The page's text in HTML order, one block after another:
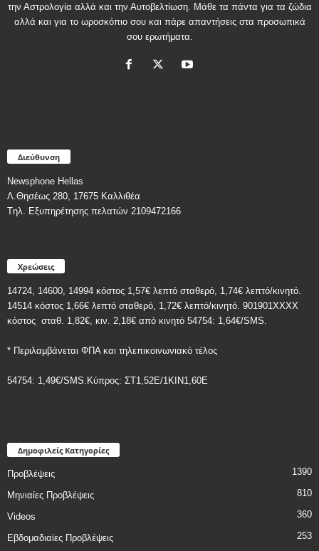
την Αστρολογία αλλά και την Αυτοβελτίωση. Μάθε τα πάντα για τα ζώδια
αλλά και για το ωροσκόπιο σου και πάρε απαντήσεις στα προσωπικά
σου ερωτήματα.
Διεύθυνση
Newsphone Hellas
Λ.Θησέως 280, 17675 Καλλιθέα
Tηλ. Εξυπηρέτησης πελατών 2109472166
Χρεώσεις
14724, 14600, 14994 κόστος 1,57€ λεπτό σταθερό, 1,74€ λεπτό/κινητό.
14514 κόστος 1,66€ λεπτό σταθερό, 1,72€ λεπτό/κινητό. 901901ΧΧΧΧ
κόστος σταθ. 1,82€, κιν. 2,18€ από κινητό 54754: 1,64€/SMS.
* Περιλαμβάνεται ΦΠΑ και τηλεπικοινωνιακό τέλος
54754: 1,49€/SMS.Κύπρος: ΣT1,52E/1KIN1,60E
Δημοφιλείς Κατηγορίες
Προβλέψεις 1390
Μηνιαίες Προβλέψεις 810
Videos 360
Εβδομαδιαίες Προβλέψεις 253